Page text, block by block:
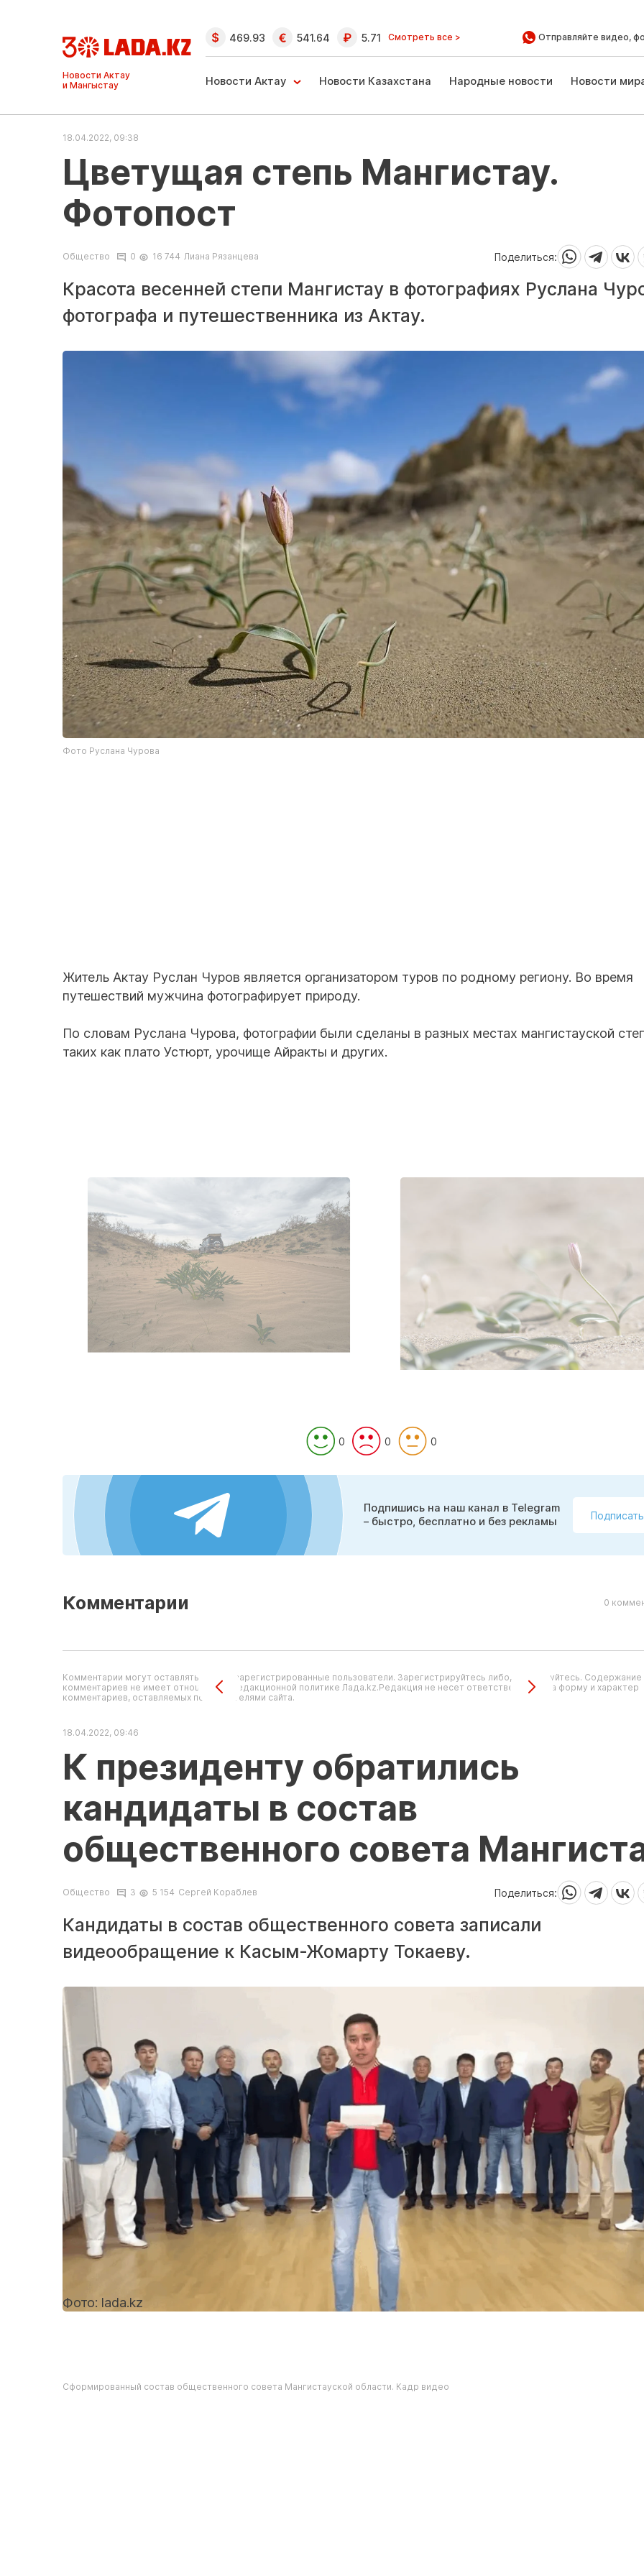
Ақтау және
Манғыстау
жаңалықтары
469.93 541.64 5.71 Смотреть все > Отправляйте видео,
Новости Актау Новости Казахстана Народные новости Новости
18.04.2022, 09:38
Цветущая степь Мангистау.
Фотопост
Общество 0 16 744 Лиана Рязанцева Поделиться:
Красота весенней степи Мангистау в фотографиях Руслана
фотографа и путешественника из Актау.
Фото Руслана Чурова
Житель Актау Руслан Чуров является организатором туров по родному региону. Во время
путешествий мужчина фотографирует природу.
По словам Руслана Чурова, фотографии были сделаны в разных местах мангистауской
таких как плато Устюрт, урочище Айракты и других.
Фото: lada.kz
0 0 0
Подпишись на наш канал в Telegram
– быстро, бесплатно и без рекламы
Комментарии 0
Комментарии могут оставлять только зарегистрированные пользователи. Зарегистрируйтесь либо, авторизуйтесь. Содержание
комментариев не имеет отношения к редакционной политике Лада.kz.Редакция не несет ответственность за форму и характер
комментариев, оставляемых пользователями сайта.
18.04.2022, 09:46
К президенту обратились
кандидаты в состав
общественного совета
Общество 3 5 154 Сергей Кораблев Поделиться:
Кандидаты в состав общественного совета записали
видеообращение к Касым-Жомарту Токаеву.
Сформированный состав общественного совета Мангистауской области. Кадр видео